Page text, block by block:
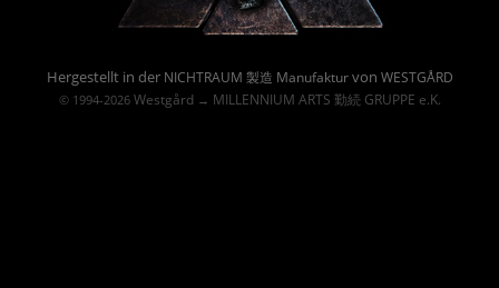
Hergestellt in der NICHTRAUM 製造 Manufakturvon WESTGÅRD
© 1994-2026 Westgård→ MILLENNIUM ARTS 勤続 GRUPPE e.K.